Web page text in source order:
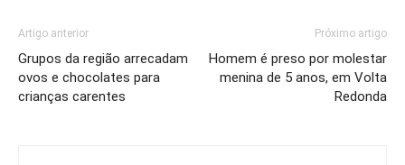
Artigo anterior
Grupos da região arrecadam
ovos e chocolates para
crianças carentes
Próximo artigo
Homem é preso por molestar
menina de 5 anos, em Volta
Redonda